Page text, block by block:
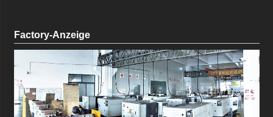
Factory-Anzeige